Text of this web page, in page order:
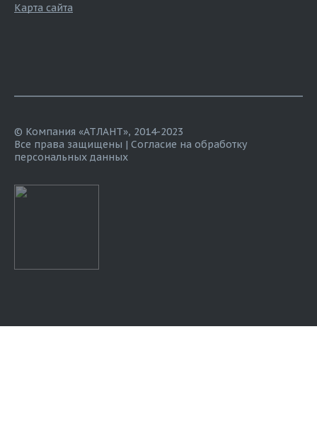
Карта сайта
© Компания «АТЛАНТ», 2014-2023
Все права защищены | Согласие на обработку
персональных данных